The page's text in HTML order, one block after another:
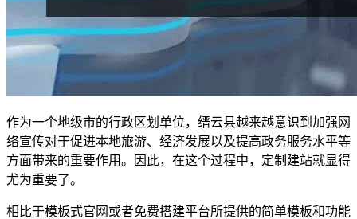
作为一个地级市的行政区划单位，缙云县越来越意识到加强网
络宣传对于促进本地旅游、经济发展以及提高政务服务水平等
方面带来的重要作用。因此，在这个过程中，定制建站就显得
尤为重要了。
相比于模板式官网或者免费搭建平台所提供的简单模板和功能